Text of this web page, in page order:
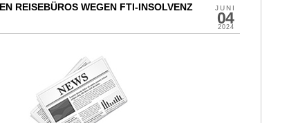
JUNI
04
2024
REISEBÜROS WEGEN FTI-INSOLVENZ